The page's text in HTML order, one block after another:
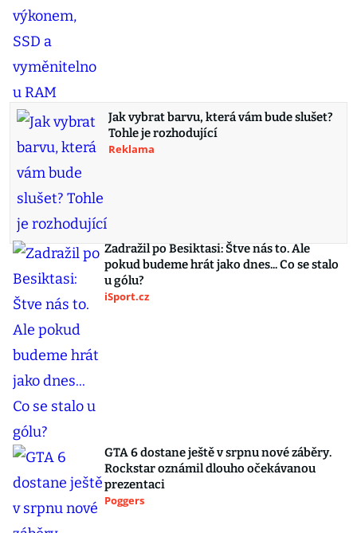
Jak vybrat barvu, která vám bude slušet?
Tohle je rozhodující
Reklama
Zadražil po Besiktasi: Štve nás to. Ale
pokud budeme hrát jako dnes... Co se stalo
u gólu?
iSport.cz
GTA 6 dostane ještě v srpnu nové záběry.
Rockstar oznámil dlouho očekávanou
prezentaci
Poggers